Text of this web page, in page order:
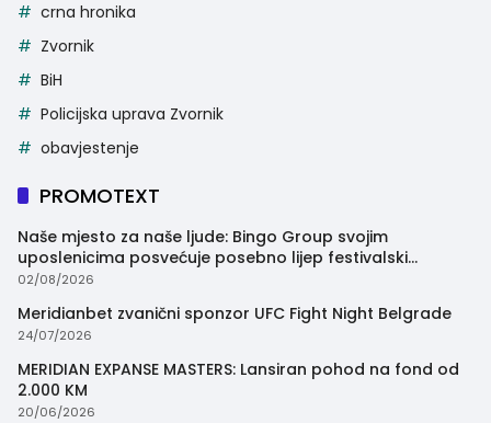
crna hronika
Zvornik
BiH
Policijska uprava Zvornik
obavjestenje
PROMOTEXT
Naše mjesto za naše ljude: Bingo Group svojim
uposlenicima posvećuje posebno lijep festivalski
trenutak
02/08/2026
Meridianbet zvanični sponzor UFC Fight Night Belgrade
24/07/2026
MERIDIAN EXPANSE MASTERS: Lansiran pohod na fond od
2.000 KM
20/06/2026